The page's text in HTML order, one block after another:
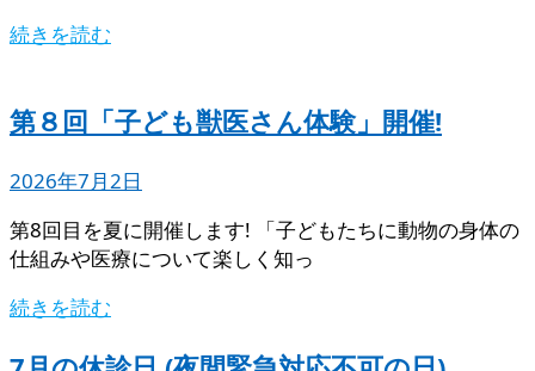
続きを読む
第８回「子ども獣医さん体験」開催!
2026年7月2日
第8回目を夏に開催します! 「子どもたちに動物の身体の
仕組みや医療について楽しく知っ
続きを読む